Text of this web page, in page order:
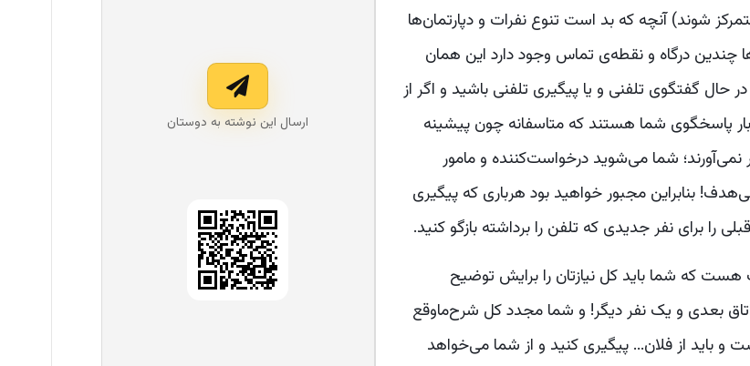
شوند) آنچه که بد است تنوع نفرات و دپارتمان‌ها
درگاه و نقطه‌ی تماس وجود دارد این همان
گفتگوی تلفنی و یا پیگیری تلفنی باشید و اگر از
پاسخگوی شما هستند که متاسفانه چون پیشینه
نمی‌آورند؛ شما می‌شوید درخواست‌کننده و مامور
بنابراین مجبور خواهید بود هرباری که پیگیری
را برای نفر جدیدی که تلفن را برداشته بازگو کنید.
هست که شما باید کل نیازتان را برایش توضیح
بعدی و یک نفر دیگر! و شما مجدد کل شرح‌ماوقع
و باید از فلان... پیگیری کنید و از شما می‌خواهد
ارسال این نوشته به دوستان‌